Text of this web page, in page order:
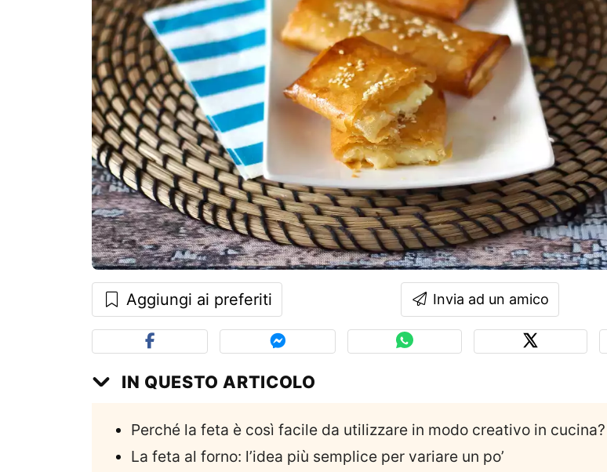
Aggiungi ai preferiti Invia ad un amico
IN QUESTO ARTICOLO
Perché la feta è così facile da utilizzare in modo creativo in cucina?
La feta al forno: l’idea più semplice per variare un po’